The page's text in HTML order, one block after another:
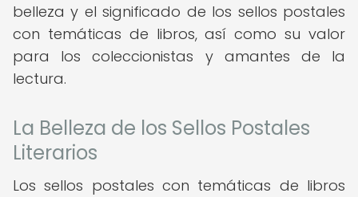
belleza y el significado de los sellos postales
con temáticas de libros, así como su valor
para los coleccionistas y amantes de la
lectura.
La Belleza de los Sellos Postales
Literarios
Los sellos postales con temáticas de libros